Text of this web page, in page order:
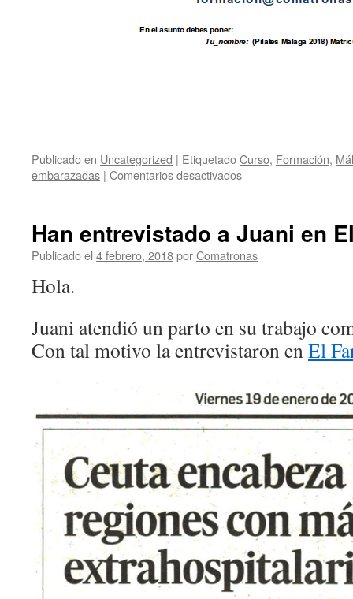
Publicado en Uncategorized | EtiquetadoCurso, Formación,
embarazadas | Comentarios desactivadosen
pilates
para
Han entrevistado a Juani en
Publicado el 4 febrero, 2018porComatronas
Hola.
Juani atendió un parto en su trabajo
Con tal motivo la entrevistaron enEl